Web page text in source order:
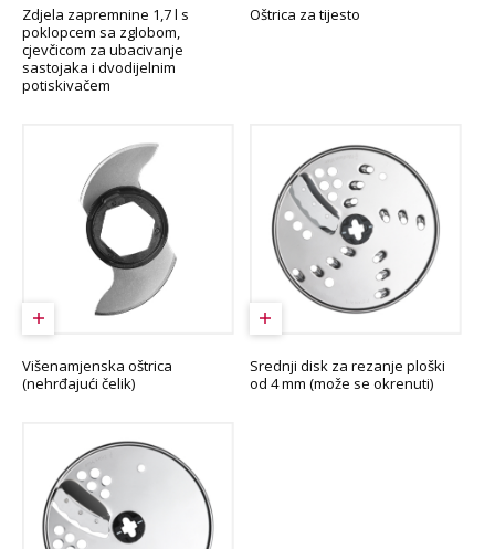
Zdjela zapremnine 1,7 l s
poklopcem sa zglobom,
cjevčicom za ubacivanje
sastojaka i dvodijelnim
potiskivačem
Oštrica za tijesto
Višenamjenska oštrica
(nehrđajući čelik)
Srednji disk za rezanje ploški
od 4 mm (može se okrenuti)